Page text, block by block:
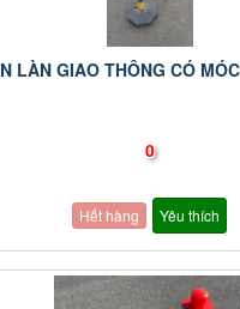
LÀN GIAO THÔNG CÓ
0
Hết hàng Yêu thích